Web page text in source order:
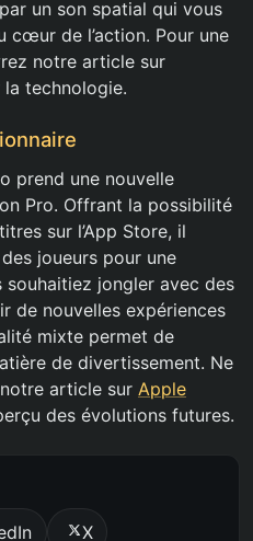
un son spatial qui vous
cœur de l’action. Pour une
notre article sur
technologie.
prend une nouvelle
Pro. Offrant la possibilité
sur l’App Store, il
joueurs pour une
souhaitiez jongler avec des
de nouvelles expériences
mixte permet de
de divertissement. Ne
article sur Apple
des évolutions futures.
X